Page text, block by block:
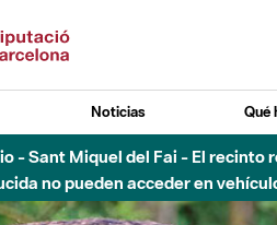
Noticias Qué
- Sant Miquel del Fai - El
no pueden acceder en